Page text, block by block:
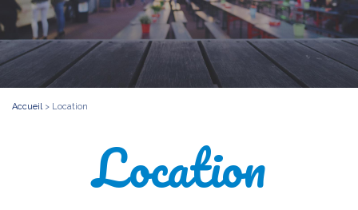
Accueil> Location
Location